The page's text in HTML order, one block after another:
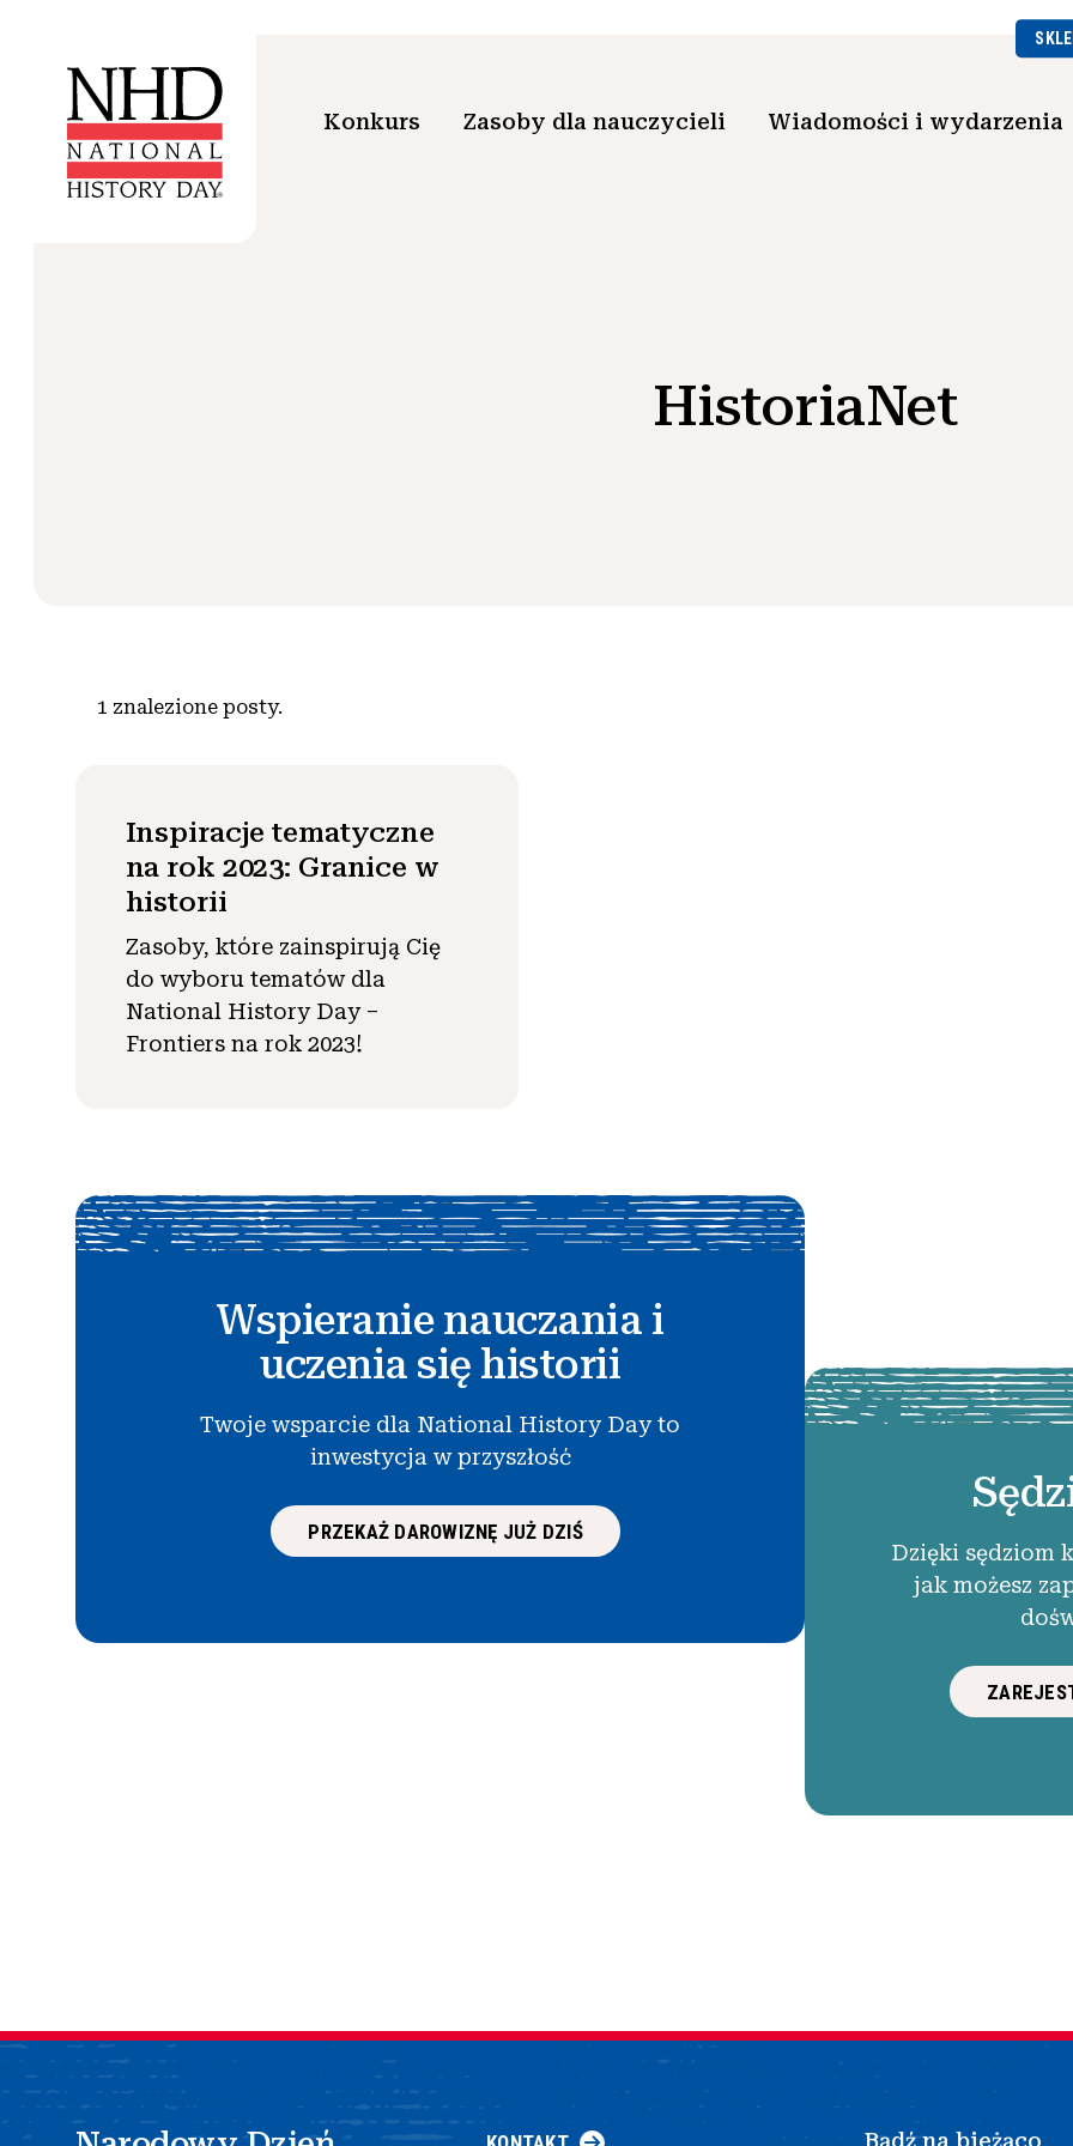
Konkurs Zasoby dla nauczycieli Wiadomości i wydarzenia
HistoriaNet
1 znalezione posty.
Inspiracje tematyczne
na rok 2023: Granice w
historii
Zasoby, które zainspirują Cię
do wyboru tematów dla
National History Day –
Frontiers na rok 2023!
Wspieranie nauczania i
uczenia się historii
Twoje wsparcie dla National History Day to
inwestycja w przyszłość
PRZEKAŻ DAROWIZNĘ JUŻ DZIŚ
Dzięki sędziom
jak możesz
Bądź na bieżąco